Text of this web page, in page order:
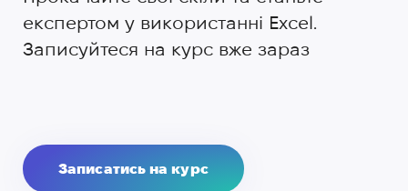
експертом у використанні Excel.
Записуйтеся на курс вже зараз
Записатись на курс